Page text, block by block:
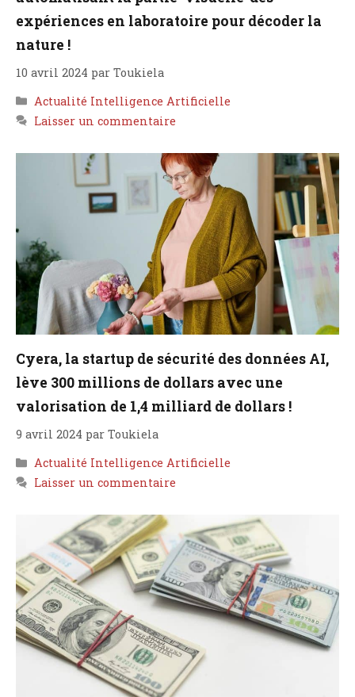
expériences en laboratoire pour décoder la
nature !
10 avril 2024 par Toukiela
Catégories
Actualité Intelligence Artificielle
Laisser un commentaire
Cyera, la startup de sécurité des données AI,
lève 300 millions de dollars avec une
valorisation de 1,4 milliard de dollars !
9 avril 2024 par Toukiela
Catégories
Actualité Intelligence Artificielle
Laisser un commentaire